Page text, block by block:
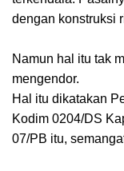
dengan konstruksi
Namun hal itu tak
mengendor.
Hal itu dikatakan
Kodim 0204/DS
07/PB itu,